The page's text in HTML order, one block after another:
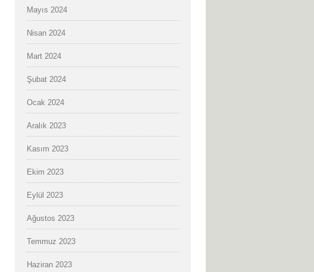
Mayıs 2024
Nisan 2024
Mart 2024
Şubat 2024
Ocak 2024
Aralık 2023
Kasım 2023
Ekim 2023
Eylül 2023
Ağustos 2023
Temmuz 2023
Haziran 2023